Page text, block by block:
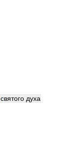
святого духа